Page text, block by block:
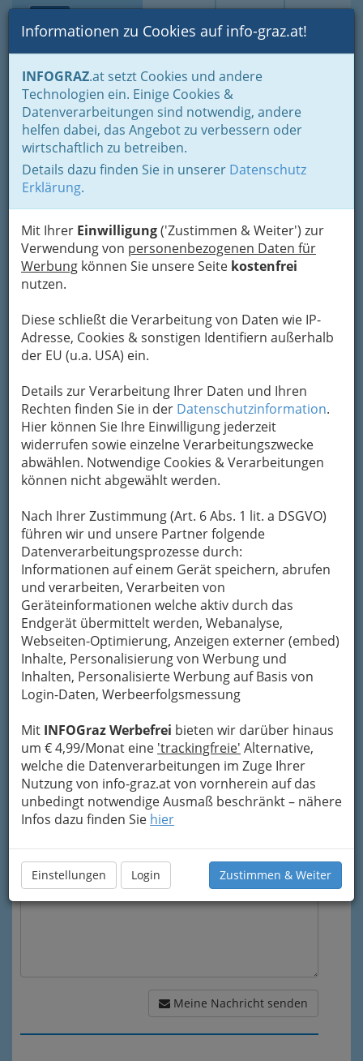
Suche Login Toggle
Informationen zu Cookies auf info-graz.at!
INFOGRAZ.at setzt Cookies und andere
Technologien ein. Einige Cookies &
Datenverarbeitungen sind notwendig, andere
helfen dabei, das Angebot zu verbessern oder
wirtschaftlich zu betreiben.
Details dazu finden Sie in unserer Datenschutz
Erklärung.
Mit Ihrer Einwilligung('Zustimmen & Weiter') zur
Verwendung von personenbezogenen Daten für
Werbung können Sie unsere Seite kostenfrei
nutzen.
Diese schließt die Verarbeitung von Daten wie IP-
Adresse, Cookies & sonstigen Identifiern außerhalb
der EU (u.a. USA) ein.
Details zur Verarbeitung Ihrer Daten und Ihren
Rechten finden Sie in der Datenschutzinformation.
Hier können Sie Ihre Einwilligung jederzeit
widerrufen sowie einzelne Verarbeitungszwecke
abwählen. Notwendige Cookies & Verarbeitungen
können nicht abgewählt werden.
Nach Ihrer Zustimmung (Art. 6 Abs. 1 lit. a DSGVO)
führen wir und unsere Partner folgende
Datenverarbeitungsprozesse durch:
Informationen auf einem Gerät speichern, abrufen
und verarbeiten, Verarbeiten von
Geräteinformationen welche aktiv durch das
Endgerät übermittelt werden, Webanalyse,
Webseiten-Optimierung, Anzeigen externer (embed)
Inhalte, Personalisierung von Werbung und
Inhalten, Personalisierte Werbung auf Basis von
Login-Daten, Werbeerfolgsmessung
Mit INFOGraz Werbefrei bieten wir darüber hinaus
um € 4,99/Monat eine 'trackingfreie' Alternative,
welche die Datenverarbeitungen im Zuge Ihrer
Nutzung von info-graz.at von vornherein auf das
unbedingt notwendige Ausmaß beschränkt – nähere
Infos dazu finden Sie hier
Einstellungen Login Zustimmen & Weiter
Home Branchen
Gesundheit und Soziales
Fachärzte und Fachärztinnen
Urologie u. Andrologie
Prim. Univ.-Prof. Dr. Karl
Pummer - Vorstand der
Universitäts-Klinik für
Urologie
+43 316 833 232
+43 664 101 2901
Karte
Adresse mit Google Maps anschauen
Kontaktaufnahme
Um die Info-Graz Firmenvor Spam-Mails zu
, verwenden wir an dieser Stelle zur
Übermittlung Ihrer Nachricht ein sicheres
Formular. Ihre Nachricht wird nach dem
Absenden umgehend per Mail an das
Unternehmen Prim. Univ.-Prof. Dr. Karl Pummer
- Vorstand der Universitäts-Klinik für Urologie
weitergeleitet.
Mein Name
Meine Email Adresse
Mein Betreff
Meine Nachricht
Meine Nachricht senden